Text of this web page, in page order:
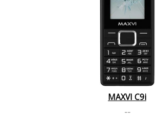
MAXVI C9i
--